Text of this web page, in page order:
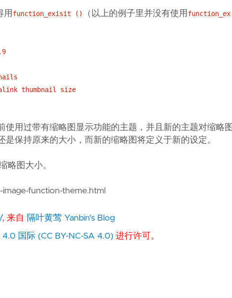
用 function_exisit () （以上的例子里并没有使用 function_ex
thumbnail size
用过带有缩略图显示功能的主题，并且新的主题对缩略图
保持原来的大小，而新的缩略图将定义于新的设定。
略图大小。
function-theme.html
, 来自 隔叶黄莺 Yanbin's Blog
国际 (CC BY-NC-SA 4.0) 进行许可。